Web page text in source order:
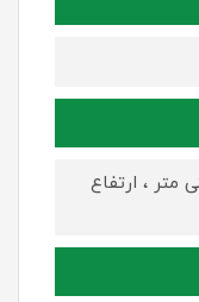
متر، عرض 10 سانتی متر ، ارتفاع